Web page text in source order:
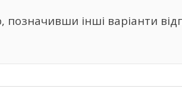
інші варіанти